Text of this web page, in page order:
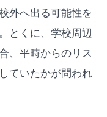
外へ出る可能性を
とくに、学校周辺
、平時からのリス
ていたかが問われ